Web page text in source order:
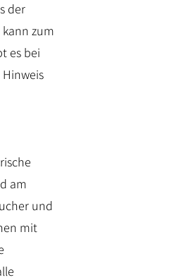
der
zum
es bei
am
und
mit